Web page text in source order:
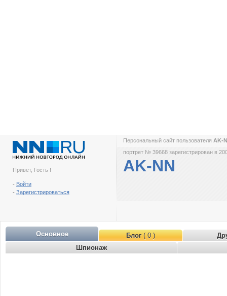
Привет, Гость !
- Войти
- Зарегистрироваться
Персональный сайт пользователя AK-
портрет № 39668 зарегистрирован в
AK-NN
Основное Блог( 0 )
Шпионаж